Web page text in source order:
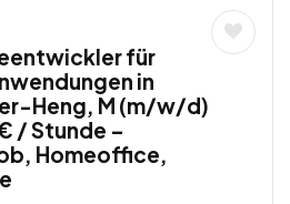
für
in
Heng, M (m/w/d)
/ Stunde –
Homeoffice,